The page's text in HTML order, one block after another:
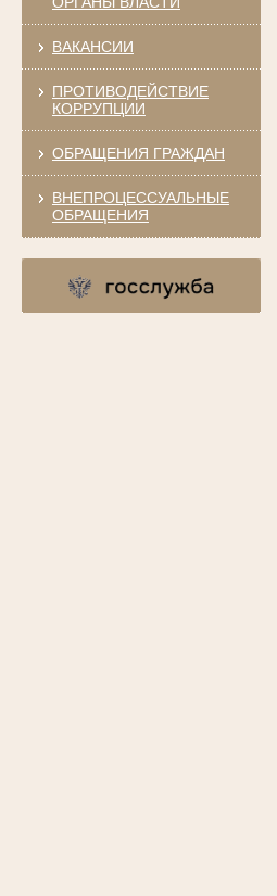
ВАКАНСИИ
ПРОТИВОДЕЙСТВИЕ
КОРРУПЦИИ
ОБРАЩЕНИЯ ГРАЖДАН
ВНЕПРОЦЕССУАЛЬНЫЕ
ОБРАЩЕНИЯ